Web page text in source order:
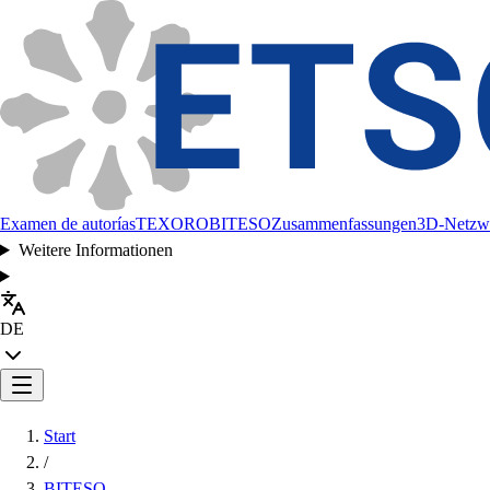
Examen de autoríasTEXOROBITESOZusammenfassungen3D-
Weitere Informationen
DE
Start
/